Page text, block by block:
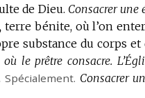
de Dieu. Consacrer une
terre bénite, où l’on
substance du corps et
le prêtre consacre.
Spécialement. Consacrer